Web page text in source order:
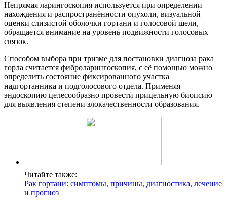
Непрямая ларингоскопия используется при определении
нахождения и распространённости опухоли, визуальной
оценки слизистой оболочки гортани и голосовой щели,
обращается внимание на уровень подвижности голосовых
связок.
Способом выбора при тризме для постановки диагноза рака
горла считается фиброларингоскопия, с её помощью можно
определить состояние фиксированного участка
надгортанника и подголосового отдела. Применяя
эндоскопию целесообразно провести прицельную биопсию
для выявления степени злокачественности образования.
Читайте также:
Рак гортани: симптомы, причины, диагностика, лечение
и прогноз